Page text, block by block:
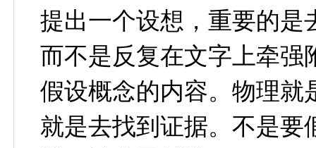
提出一个设想，重要的是
而不是反复在文字上牵强
假设概念的内容。物理就
就是去找到证据。不是要